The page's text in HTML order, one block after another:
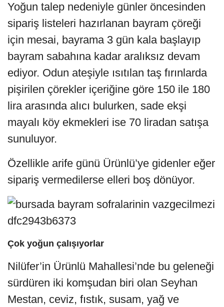
Yoğun talep nedeniyle günler öncesinden
sipariş listeleri hazırlanan bayram çöreği
için mesai, bayrama 3 gün kala başlayıp
bayram sabahına kadar aralıksız devam
ediyor. Odun ateşiyle ısıtılan taş fırınlarda
pişirilen çörekler içeriğine göre 150 ile 180
lira arasında alıcı bulurken, sade ekşi
mayalı köy ekmekleri ise 70 liradan satışa
sunuluyor.
Özellikle arife günü Ürünlü’ye gidenler eğer
sipariş vermedilerse elleri boş dönüyor.
Çok yoğun çalışıyorlar
Nilüfer’in Ürünlü Mahallesi’nde bu geleneği
sürdüren iki komşudan biri olan Seyhan
Mestan, ceviz, fıstık, susam, yağ ve